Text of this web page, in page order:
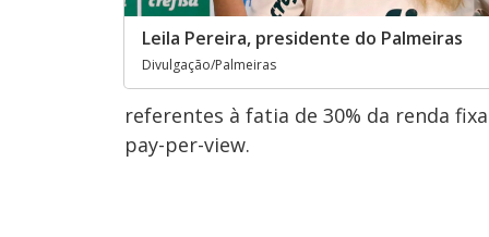
Leila Pereira, presidente do Palmeiras
Divulgação/Palmeiras
referentes à fatia de 30% da renda
pay-per-view.